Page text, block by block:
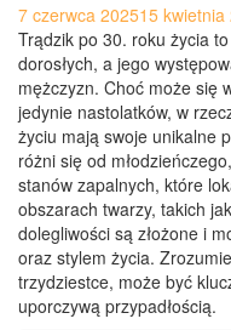
7 czerwca 202515 kwietnia
Trądzik po 30. roku życia
dorosłych, a jego
mężczyzn. Choć może się
jedynie nastolatków, w
życiu mają swoje unikalne
różni się od
stanów zapalnych, które
obszarach twarzy, takich
dolegliwości są złożone i
oraz stylem życia.
trzydziestce, może być
uporczywą przypadłością.